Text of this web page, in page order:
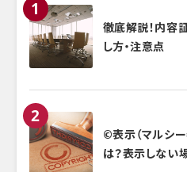
徹底解説！内容
し方・注意点
©表示（マルシー
は？表示しない